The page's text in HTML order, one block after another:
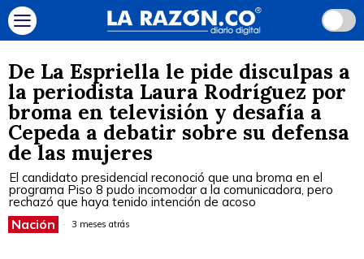
De La Espriella le pide disculpas a
la periodista Laura Rodríguez por
broma en televisión y desafía a
Cepeda a debatir sobre su defensa
de las mujeres
El candidato presidencial reconoció que una broma en el
programa Piso 8 pudo incomodar a la comunicadora, pero
rechazó que haya tenido intención de acoso
Nación 3 meses atrás